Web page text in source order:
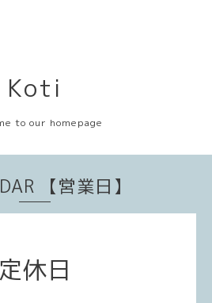
Koti
to our homepage
【営業日】
定休日